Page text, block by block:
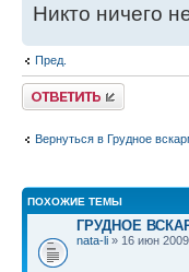
Никто ничего
Пред.
Ответить
Вернуться в Грудное
ПОХОЖИЕ ТЕМЫ
ГРУДНОЕ
nata-li » 16 июн